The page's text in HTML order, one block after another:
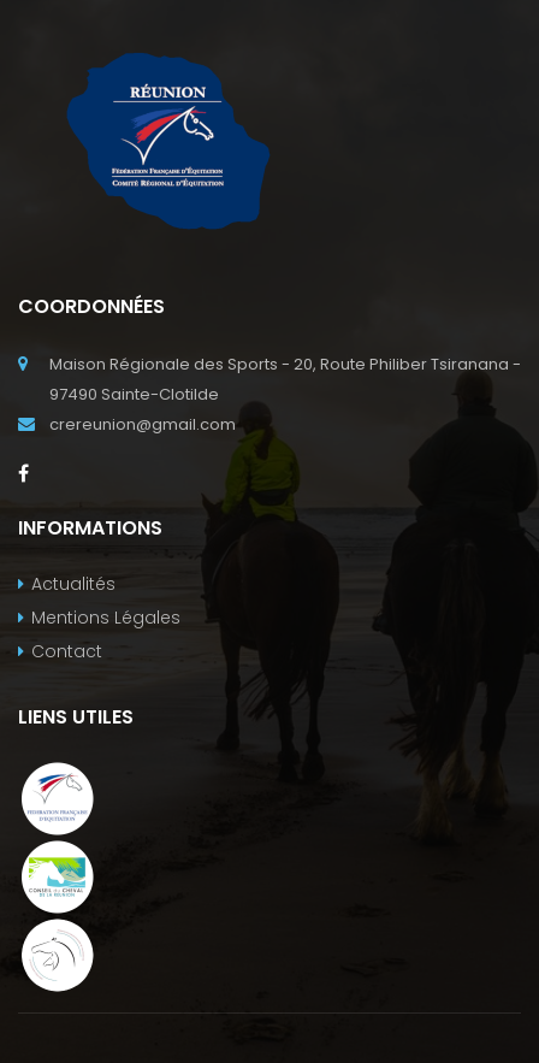
COORDONNÉES
Maison Régionale des Sports - 20, Route Philiber Tsiranana -
97490 Sainte-Clotilde
crereunion@gmail.com
INFORMATIONS
Actualités
Mentions Légales
Contact
LIENS UTILES